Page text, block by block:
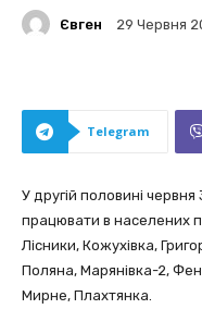
Євген 29 Червня
Telegram
У другій половині
працювати в населених
Лісники, Кожухівка,
Поляна, Марянівка-2,
Мирне, Плахтянка.